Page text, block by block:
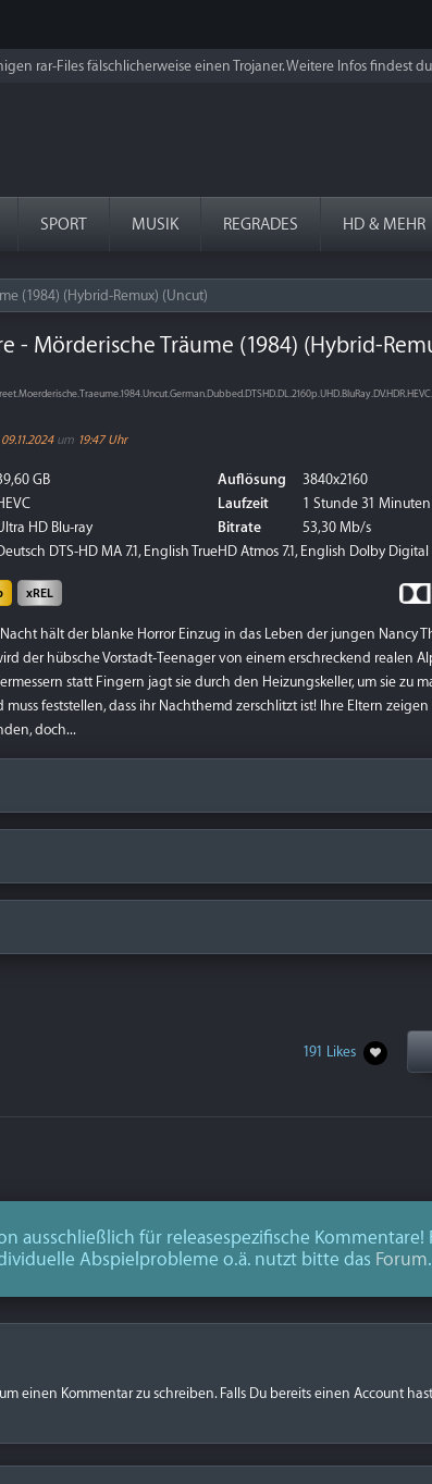
rar-Files fälschlicherweise einen Trojaner. Weitere Infos findest du
SPORT MUSIK REGRADES HD & MEHR
(1984) (Hybrid-Remux) (Uncut)
- Mörderische Träume (1984) (Hybrid-
09.11.2024um 19:47 Uhr
GB
HD Blu-ray
DTS-HD MA 7.1, English TrueHD Atmos 7.1, English Dolby Digital
Auflösung
3840x2160
Laufzeit
1 Stunde 31 Minuten
Bitrate
53,30 Mb/s
xREL
hält der blanke Horror Einzug in das Leben der jungen Nancy
der hübsche Vorstadt-Teenager von einem erschreckend realen
statt Fingern jagt sie durch den Heizungskeller, um sie zu
feststellen, dass ihr Nachthemd zerschlitzt ist! Ihre Eltern
doch...
191 Likes
ausschließlich für releasespezifische Kommentare!
Abspielprobleme o.ä. nutzt bitte das Forum.
einen Kommentar zu schreiben. Falls Du bereits einen Account